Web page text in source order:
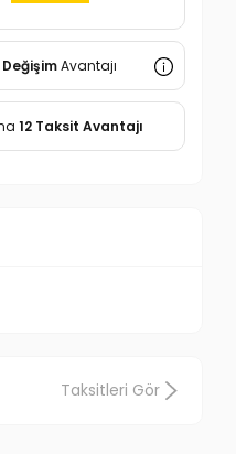
Avantajı
12 Taksit Avantajı
Taksitleri Gör